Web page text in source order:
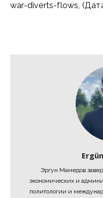
war-diverts-flows,
Эргун Мамедов
экономических и
политологии и